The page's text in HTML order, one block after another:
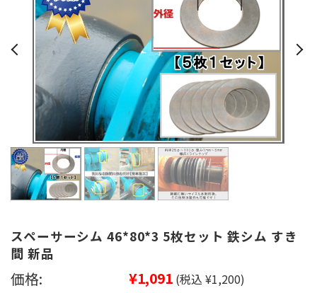
スペーサーシム 46*80*3 5枚セット 鉄シム すき
間 新品
価格: ¥1,091 (税込 ¥1,200)